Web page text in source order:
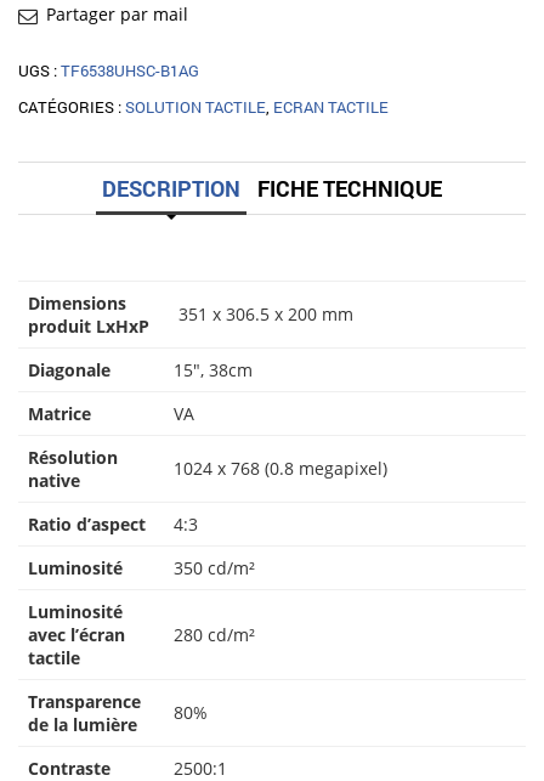
T1531SR-
B1S
Partager par mail
UGS :TF6538UHSC-B1AG
CATÉGORIES :SOLUTION TACTILE, ECRAN TACTILE
DESCRIPTION FICHE TECHNIQUE
Dimensions
produit LxHxP
351 x 306.5 x 200 mm
Diagonale
15″, 38cm
Matrice
VA
Résolution
native
1024 x 768 (0.8 megapixel)
Ratio d’aspect
4:3
Luminosité
350 cd/m²
Luminosité
avec l’écran
tactile
280 cd/m²
Transparence
de la lumière
80%
Contraste
2500:1